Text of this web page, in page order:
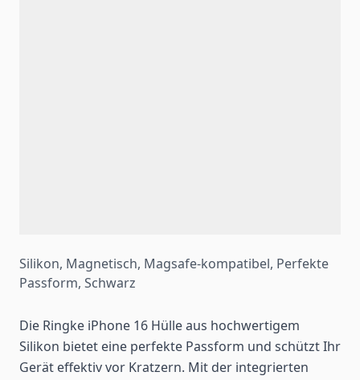
Silikon, Magnetisch, Magsafe-kompatibel, Perfekte
Passform, Schwarz
Die Ringke iPhone 16 Hülle aus hochwertigem
Silikon bietet eine perfekte Passform und schützt Ihr
Gerät effektiv vor Kratzern. Mit der integrierten